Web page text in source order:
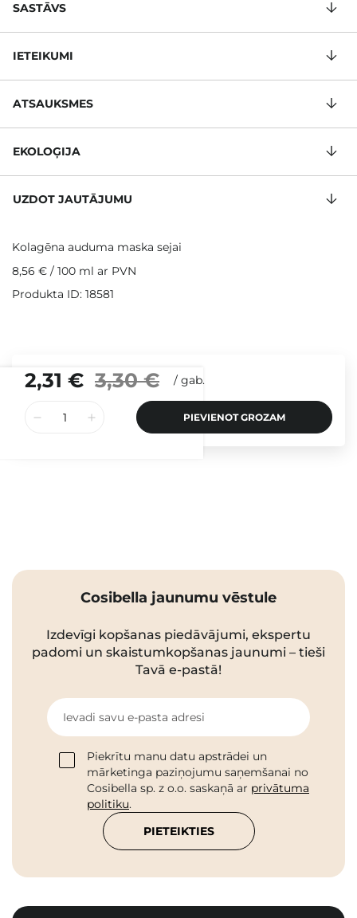
2,31 € 3,30 € / gab.
PIEVIENOT GROZAM
SASTĀVS
IETEIKUMI
ATSAUKSMES
EKOLOĢIJA
UZDOT JAUTĀJUMU
Kolagēna auduma maska sejai
8,56 € / 100 ml ar PVN
Produkta ID: 18581
Cosibella jaunumu vēstule
Izdevīgi kopšanas piedāvājumi, ekspertu
padomi un skaistumkopšanas jaunumi – tieši
Tavā e-pastā!
Ievadi savu e-pasta adresi
Piekrītu manu datu apstrādei un
mārketinga paziņojumu saņemšanai no
Cosibella sp. z o.o. saskaņā ar privātuma
politiku.
PIETEIKTIES